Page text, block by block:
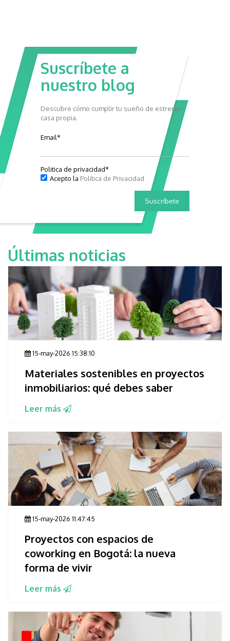
Suscríbete a
nuestro blog
Descubre cómo cumplir tu sueño de estrenar
casa propia.
Email*
Politica de privacidad*
Acepto la Política de Privacidad
Últimas noticias
15-may-2026 15:38:10
Materiales sostenibles en proyectos
inmobiliarios: qué debes saber
Leer más
15-may-2026 11:47:45
Proyectos con espacios de
coworking en Bogotá: la nueva
forma de vivir
Leer más